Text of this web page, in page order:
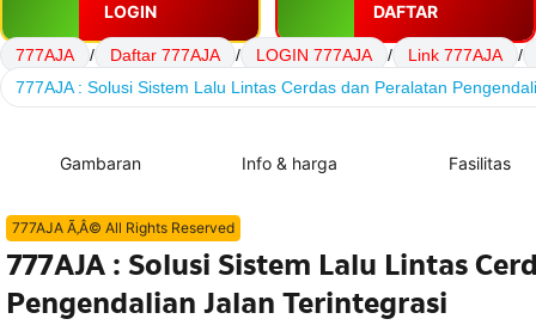
LOGIN DAFTAR
777AJA / Daftar 777AJA / LOGIN 777AJA / Link 777AJA
/
777AJA : Solusi Sistem Lalu Lintas Cerdas dan Peralatan
Gambaran Info & harga Fasilitas
777AJA Ã‚Â© All Rights Reserved
777AJA : Solusi Sistem Lalu Lintas
Pengendalian Jalan Terintegrasi